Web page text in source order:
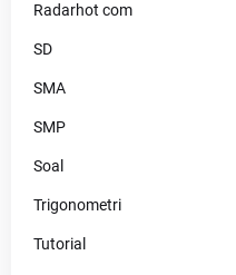
Radarhot com
SD
SMA
SMP
Soal
Trigonometri
Tutorial